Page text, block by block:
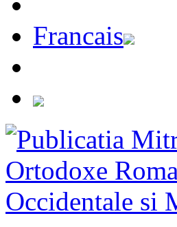
Francais